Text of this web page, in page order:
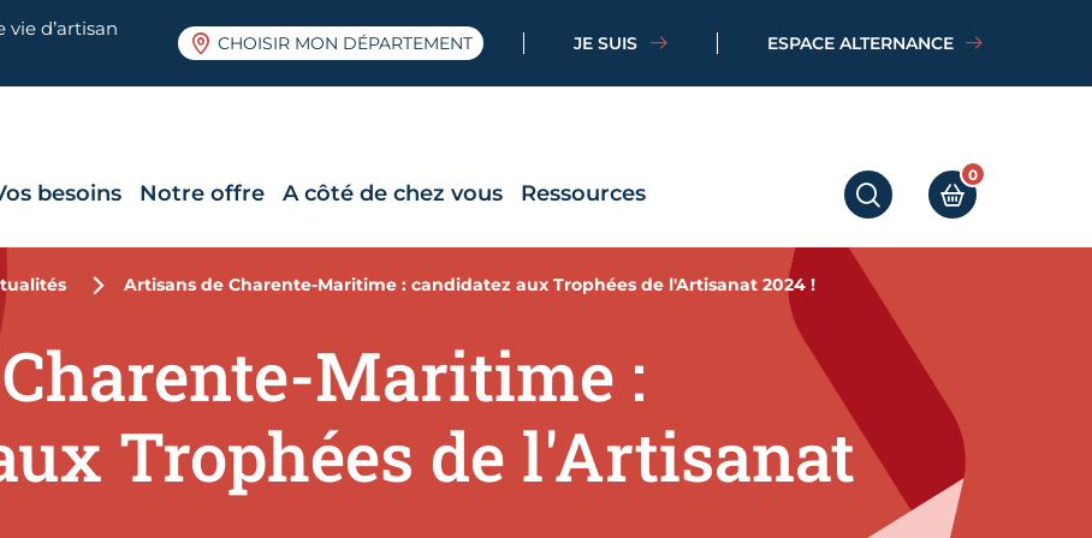
d’artisan
CHOISIR MON DÉPARTEMENT JE SUIS ESPACE ALTERNANCE
RECHERCHERMON PANIER
0
besoins Notre offre A côté de chez vous Ressources
Artisans de Charente-Maritime : candidatez aux Trophées de l'Artisanat 2024 !
Maritime :
Trophées de l'Artisanat